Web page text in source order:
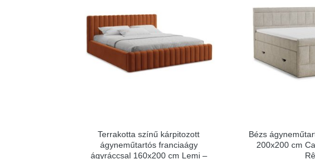
Terrakotta színű kárpitozott
ágyneműtartós franciaágy
ágyráccsal 160x200 cm Lemi –
Bézs
200x200 cm